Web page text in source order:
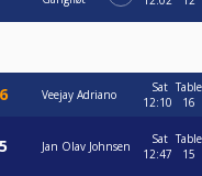
Veejay Adriano
Sat
12:10
Table
16
Jan Olav Johnsen
Sat
12:47
Table
15